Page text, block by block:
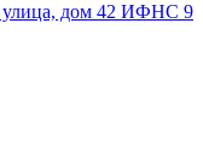
ИФНС 9